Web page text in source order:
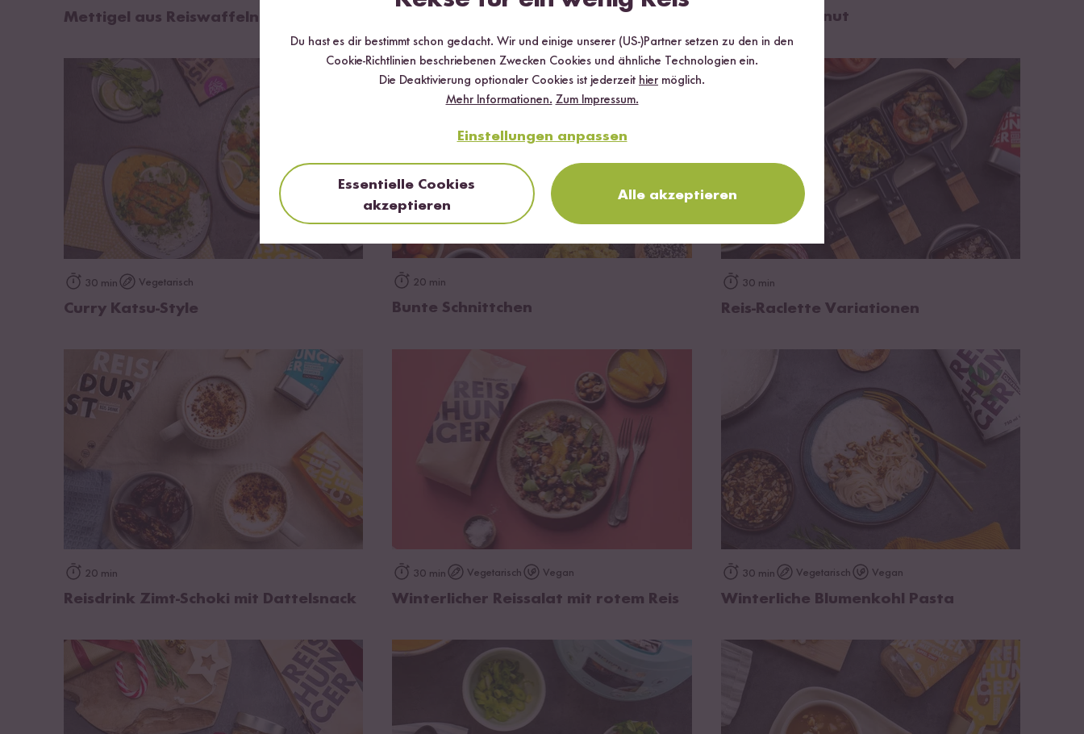
Mettigel aus Reiswaffeln Tom Kha Peanut
30 min Vegetarisch
Curry Katsu-Style
20 min
Bunte Schnittchen
30 min
Reis-Raclette Variationen
20 min
Reisdrink Zimt-Schoki mit Dattelsnack
30 min Vegetarisch Vegan
Winterlicher Reissalat mit rotem Reis
30 min Vegetarisch Vegan
Winterliche Blumenkohl Pasta
Du hast es dir bestimmt schon gedacht. Wir und einige unserer (US-)Partner setzen zu den in den
Cookie-Richtlinien beschriebenen Zwecken Cookies und ähnliche Technologien ein.
Die Deaktivierung optionaler Cookies ist jederzeit hier möglich.
Mehr Informationen. Zum Impressum.
Einstellungen anpassen
Essentielle Cookies
akzeptieren
Alle akzeptieren